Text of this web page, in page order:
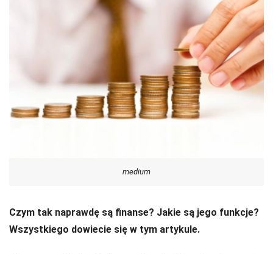
medium
Czym tak naprawdę są finanse? Jakie są jego funkcje?
Wszystkiego dowiecie się w tym artykule.